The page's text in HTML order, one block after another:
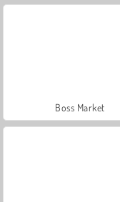
Boss Market